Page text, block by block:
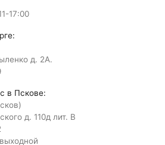
17:00
д. 2А.
в Пскове:
д. 110д лит. В